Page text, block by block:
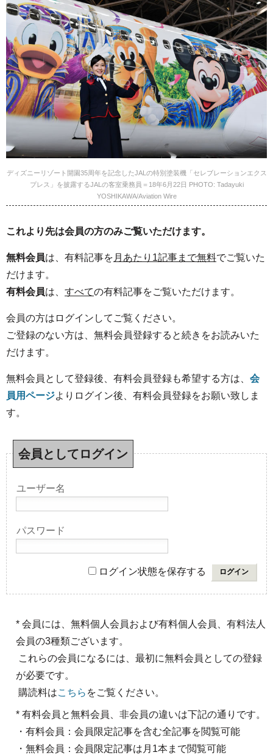
ディズニーリゾート開園35周年を記念したJALの特別塗装機「セレブレーションエクス
プレス」を披露するJALの客室乗務員＝18年6月22日 PHOTO: Tadayuki
YOSHIKAWA/Aviation Wire
これより先は会員の方のみご覧いただけます。
無料会員は、有料記事を 月あたり1記事まで無料でご覧いた
だけます。
有料会員は、 すべての有料記事をご覧いただけます。
会員の方はログインしてご覧ください。
ご登録のない方は、無料会員登録すると続きをお読みいた
だけます。
無料会員として登録後、有料会員登録も希望する方は、 会
員用ページよりログイン後、有料会員登録をお願い致しま
す。
会員としてログイン
ユーザー名
パスワード
ログイン状態を保存する
* 会員には、無料個人会員および有料個人会員、有料法人
会員の3種類ございます。
これらの会員になるには、最初に無料会員としての登録
が必要です。
購読料はこちら をご覧ください。
* 有料会員と無料会員、非会員の違いは下記の通りです。
・有料会員：会員限定記事を含む全記事を閲覧可能
・無料会員：会員限定記事は月1本まで閲覧可能